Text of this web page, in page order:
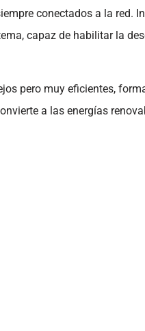
conectados a la
capaz de habilitar la
pero muy eficientes,
a las energías